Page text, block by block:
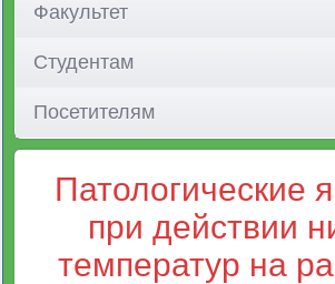
Факультет
Студентам
Посетителям
Патологические
при действии
температур на